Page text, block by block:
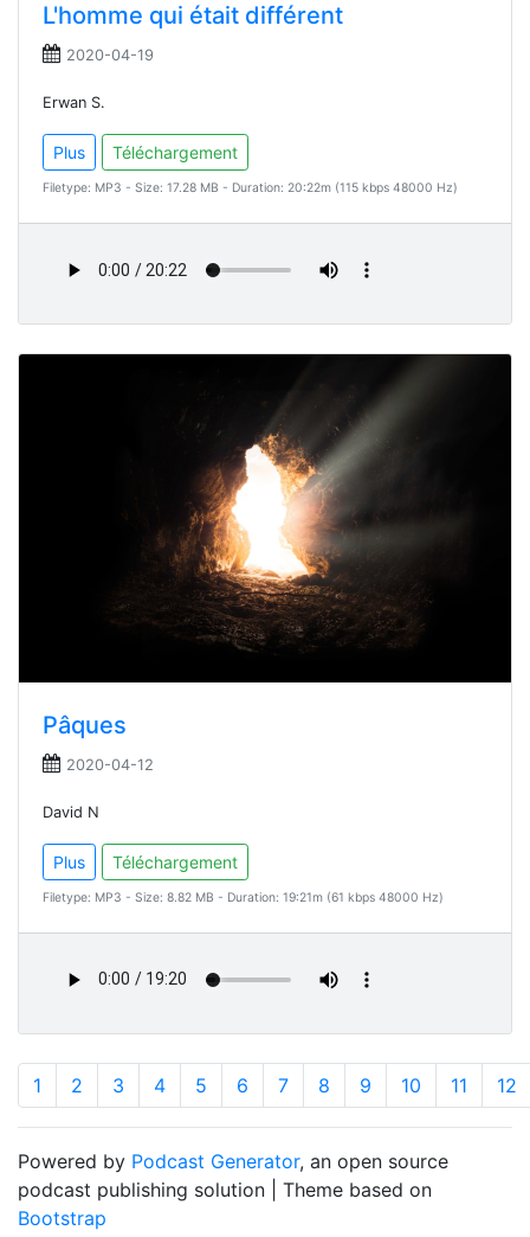
L'homme qui était différent
2020-04-19
Erwan S.
Plus Téléchargement
Filetype: MP3 - Size: 17.28 MB - Duration: 20:22m (115 kbps 48000 Hz)
Pâques
2020-04-12
David N
Plus Téléchargement
Filetype: MP3 - Size: 8.82 MB - Duration: 19:21m (61 kbps 48000 Hz)
1 2 3 4 5 6 7 8 9 10 11 12
Powered by Podcast Generator, an open source
podcast publishing solution | Theme based on
Bootstrap